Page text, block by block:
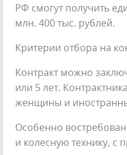
РФ смогут получить
млн. 400 тыс. рублей.
Критерии отбора на
Контракт можно
или 5 лет.
женщины и
Особенно
и колесную технику, с